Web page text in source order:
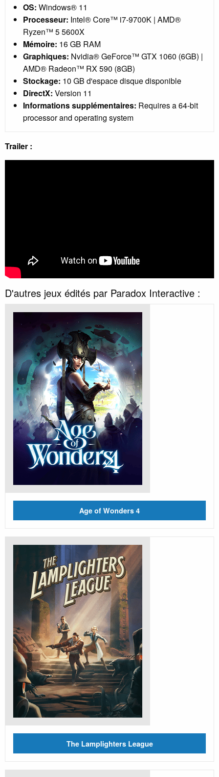
OS: Windows® 11
Processeur: Intel® Core™ i7-9700K | AMD®
Ryzen™ 5 5600X
Mémoire: 16 GB RAM
Graphiques: Nvidia® GeForce™ GTX 1060 (6GB) |
AMD® Radeon™ RX 590 (8GB)
Stockage: 10 GB d'espace disque disponible
DirectX: Version 11
Informations supplémentaires: Requires a 64-bit
processor and operating system
Trailer :
D'autres jeux édités par Paradox Interactive :
Age of Wonders 4
The Lamplighters League